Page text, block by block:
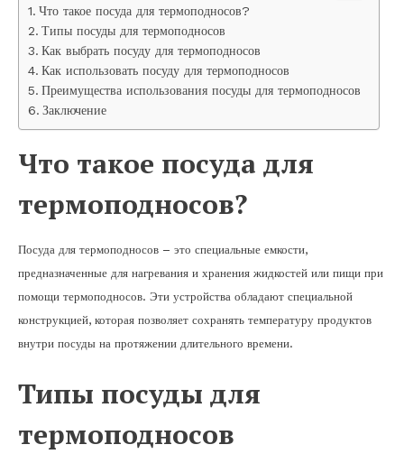
Что такое посуда для термоподносов?
Типы посуды для термоподносов
Как выбрать посуду для термоподносов
Как использовать посуду для термоподносов
Преимущества использования посуды для термоподносов
Заключение
Что такое посуда для
термоподносов?
Посуда для термоподносов – это специальные емкости,
предназначенные для нагревания и хранения жидкостей или пищи при
помощи термоподносов. Эти устройства обладают специальной
конструкцией, которая позволяет сохранять температуру продуктов
внутри посуды на протяжении длительного времени.
Типы посуды для
термоподносов